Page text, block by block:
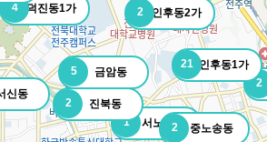
5 금암동
4 덕진동1가
2
21 인후동1가
2 인후동2가
1 서노송동
신동
2 진북동
2 중노송동